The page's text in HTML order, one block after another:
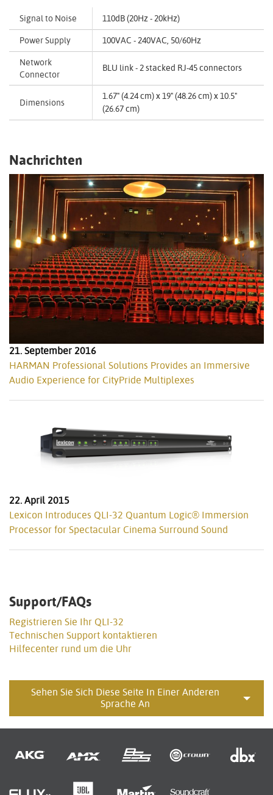
Signal to Noise 110dB (20Hz - 20kHz)
Power Supply 100VAC - 240VAC, 50/60Hz
Network
Connector
BLU link - 2 stacked RJ-45 connectors
Dimensions
1.67" (4.24 cm) x 19" (48.26 cm) x 10.5"
(26.67 cm)
Nachrichten
21. September 2016
HARMAN Professional Solutions Provides an Immersive
Audio Experience for CityPride Multiplexes
22. April 2015
Lexicon Introduces QLI-32 Quantum Logic® Immersion
Processor for Spectacular Cinema Surround Sound
Support/FAQs
Registrieren Sie Ihr QLI-32
Technischen Support kontaktieren
Hilfecenter rund um die Uhr
Sehen Sie Sich Diese Seite In Einer Anderen
Sprache An